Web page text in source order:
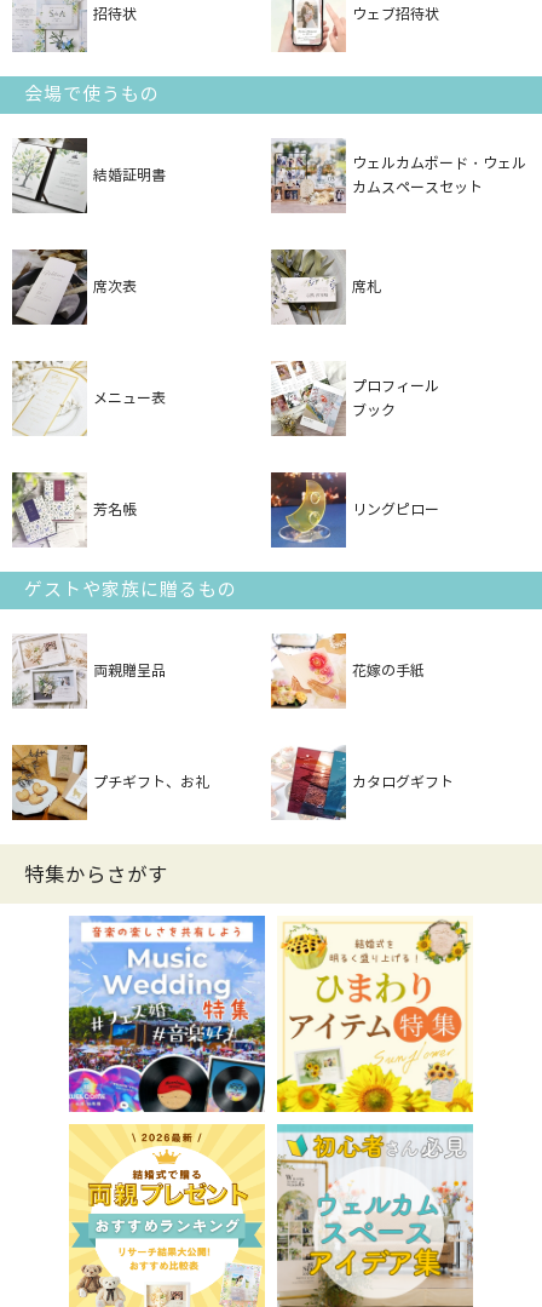
招待状 ウェブ招待状
会場で使うもの
結婚証明書
ウェルカムボード・ウェル
カムスペースセット
席次表 席札
メニュー表
プロフィール
ブック
芳名帳 リングピロー
ゲストや家族に贈るもの
両親贈呈品 花嫁の手紙
プチギフト、お礼 カタログギフト
特集からさがす